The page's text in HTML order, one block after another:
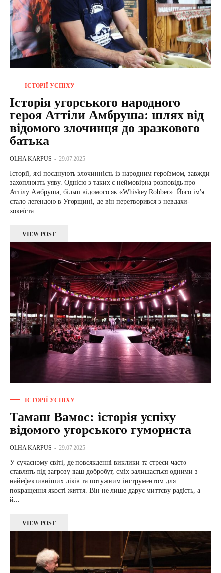
ІСТОРІЇ УСПІХУ
Історія угорського народного
героя Аттіли Амбруша: шлях від
відомого злочинця до зразкового
батька
OLHA KARPUS - 29.07.2025
Історії, які поєднують злочинність із народним героїзмом, завжди
захоплюють уяву. Однією з таких є неймовірна розповідь про
Аттілу Амбруша, більш відомого як «Whiskey Robber». Його ім'я
стало легендою в Угорщині, де він перетворився з невдахи-
хокеїста...
VIEW POST
ІСТОРІЇ УСПІХУ
Тамаш Вамос: історія успіху
відомого угорського гумориста
OLHA KARPUS - 29.07.2025
У сучасному світі, де повсякденні виклики та стреси часто
ставлять під загрозу наш добробут, сміх залишається одними з
найефективніших ліків та потужним інструментом для
покращення якості життя. Він не лише дарує миттєву радість, а
й...
VIEW POST